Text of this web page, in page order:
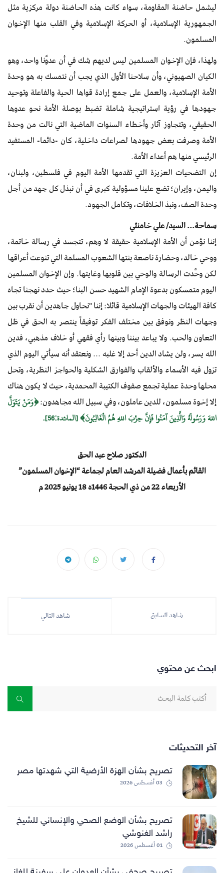
ابحث عن محتوي
آخر التحديثات
تصريح بشأن الهزة الأرضية التي شهدتها مصر
03 أغسطس 2026
تصريح بشأن الوضع الصحي والإنساني للشيخ
راشد الغنوشي
01 أغسطس 2026
ليشمل حاضنة المقاومة، سواء كانت هذه الحاضنة دولة مركزية مثل
الجمهورية الإسلامية، أو الحركة الإسلامية وفي القلب منها الإخوان
المسلمون.
ولهذا، فإن الإخوان المسلمين ليس لديهم شك في أن عدوَّنا واحد، وهو
الكيان الصهيوني، وأن سلاحنا الأول الذي يجب أن نتمسك به هو وحدة
الأمة الإسلامية، والعمل على جمع إرادة قواها الحية والفاعلة وتوحيد
جهودها في رؤية استراتيجية شاملة تضبط بوصلة الأمة نحو عدوها
الحقيقي، وتتجاوز آثار وأخطاء السنوات الماضية التي نالت من وحدة
الأمة وصرفت بعض جهودها لصراعات داخلية، كان -دائما- المستفيد
الرئيسي منها هم أعداء الأمة.
إن التضحيات العزيزة التي تقدمها الأمة اليوم في فلسطين، ولبنان،
واليمن، وإيران؛ تضع علينا مسؤولية كبرى في أن نبذل كل جهد من أجل
وحدة الصف، ونبذ الخلافات، وتكامل الجهود.
سماحة... السيد/ علي خامنئي
إننا نؤمن أن الأمة الإسلامية حقيقة لا وهم، تتجسد في رسالة خاتمة،
ووحي خالد، وحضارة ناصعة بنتها الشعوب المسلمة التي تنوعت أعراقها
لكن وحَّدت الرسالة والوحي بين قلوبها وغايتها. وإن الإخوان المسلمين
اليوم متمسكون بدعوة الإمام الشهيد حسن البنا؛ حيث حدد نهجنا تجاه
كافة الهيئات والجهات الإسلامية قائلا: إننا "نحاول جاهدين أن نقرب بين
وجهات النظر ونوفق بين مختلف الفكر توفيقاً ينتصر به الحق في ظل
التعاون والحب. ولا يباعد بيننا وبينها رأي فقهي أو خلاف مذهبي، فدين
الله يسر، ولن يشاد الدين أحد إلا غلبه ... ونعتقد أنه سيأتي اليوم الذي
تزول فيه الأسماء والألقاب والفوارق الشكلية والحواجز النظرية، وتحل
محلها وحدة عملية تجمع صفوف الكتيبة المحمدية، حيث لا يكون هناك
إلا إخوة مسلمون، للدين عاملون، وفي سبيل الله مجاهدون:﴿وَمَنْ يَتَوَلَّ
اللهَ وَرَسُولَهُ وَالَّذِينَ آمَنُوا فَإِنَّ حِزْبَ اللهِ هُمُ الْغَالِبُونَ﴾ [المائدة:56].
الدكتور صلاح عبد الحق
القائم بأعمال فضيلة المرشد العام لجماعة “الإخوان المسلمون”
الأربعاء 22 من ذي الحجة 1446ه 18 يونيو 2025 م
شاهد السابق شاهد التالي